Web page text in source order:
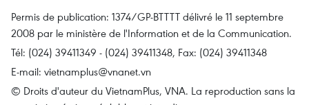
Permis de publication: 1374/GP-BTTTT délivré le 11 septembre
2008 par le ministère de l'Information et de la Communication.
Tél: (024) 39411349 - (024) 39411348, Fax: (024) 39411348
E-mail: vietnamplus@vnanet.vn
© Droits d'auteur du VietnamPlus, VNA. La reproduction sans la